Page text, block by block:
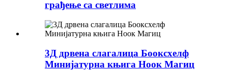
грађење са светлима
3Д дрвена слагалица Бооксхелф
Минијатурна књига Ноок Магиц